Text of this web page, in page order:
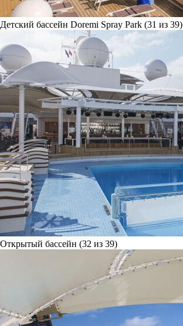
Детский бассейн Doremi Spray Park (31 из 39)
Открытый бассейн (32 из 39)